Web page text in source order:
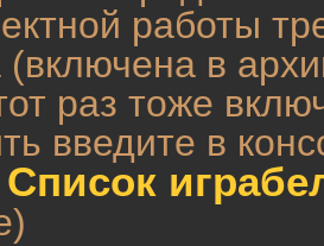
работы
(включена в
раз тоже
введите в